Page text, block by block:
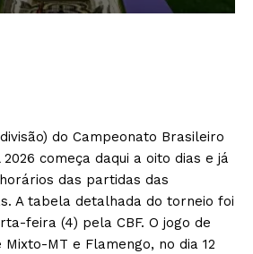
do Campeonato Brasileiro
começa daqui a oito dias e já
das partidas das
A tabela detalhada do torneio foi
feira (4) pela CBF. O jogo de
MT e Flamengo, no dia 12